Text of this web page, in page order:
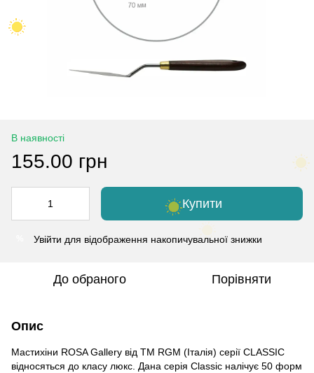
В наявності
155.00 грн
Купити
Увійти для відображення накопичувальної знижки
До обраного Порівняти
Опис
Мастихіни ROSA Gallery від ТМ RGM (Італія) серії CLASSIC
відносяться до класу люкс. Дана серія Classic налічує 50 форм